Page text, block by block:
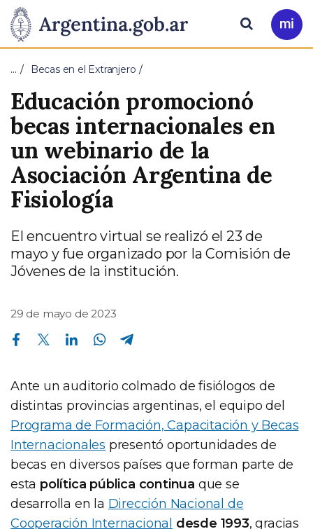
Presidencia
de
la
Nación
Pasar al contenido principal
Ir
a
Buscar
… Becas en el Extranjero
Educación promocionó
becas internacionales en
un webinario de la
Asociación Argentina de
Fisiología
El encuentro virtual se realizó el 23 de
mayo y fue organizado por la Comisión de
Jóvenes de la institución.
29 de mayo de 2023
Compartir en Facebook Compartir en Twitter Compartir en Linkedin Compartir en Whatsapp
Ante un auditorio colmado de fisiólogos de
distintas provincias argentinas, el equipo del
Programa de Formación, Capacitación y Becas
Internacionales presentó oportunidades de
becas en diversos países que forman parte de
esta política pública continua que se
desarrolla en la Dirección Nacional de
Cooperación Internacional desde 1993, gracias